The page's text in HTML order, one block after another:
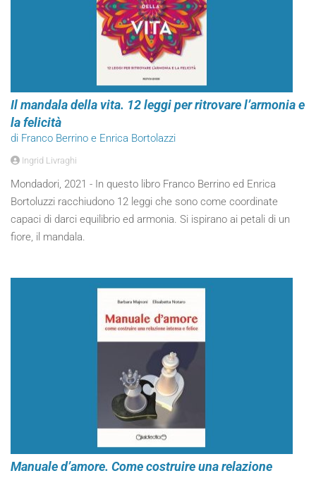
Il mandala della vita. 12 leggi per ritrovare l’armonia e
la felicità
di Franco Berrino e Enrica Bortolazzi
Ingrid Livraghi
Mondadori, 2021 - In questo libro Franco Berrino ed Enrica
Bortoluzzi racchiudono 12 leggi che sono come coordinate
capaci di darci equilibrio ed armonia. Si ispirano ai petali di un
fiore, il mandala.
Manuale d’amore. Come costruire una relazione